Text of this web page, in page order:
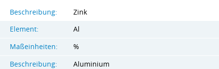
Beschreibung:
Zink
Element:
Al
Maßeinheiten:
%
Beschreibung:
Aluminium